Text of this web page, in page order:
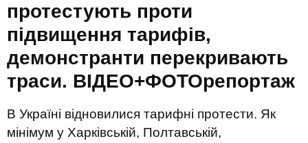
протестують проти
підвищення тарифів,
демонстранти перекривають
траси. ВІДЕО+ФОТОрепортаж
В Україні відновилися тарифні протести. Як
мінімум у Харківській, Полтавській,